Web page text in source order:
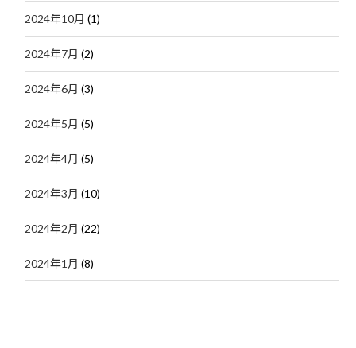
2024年10月 (1)
2024年7月 (2)
2024年6月 (3)
2024年5月 (5)
2024年4月 (5)
2024年3月 (10)
2024年2月 (22)
2024年1月 (8)